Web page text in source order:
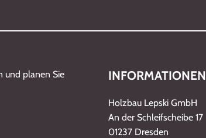
und planen Sie
INFORMATIONEN
Holzbau Lepski GmbH
An der Schleifscheibe 17
01237 Dresden